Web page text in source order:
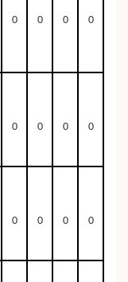
0 0 0 0
0 0 0 0
0 0 0 0